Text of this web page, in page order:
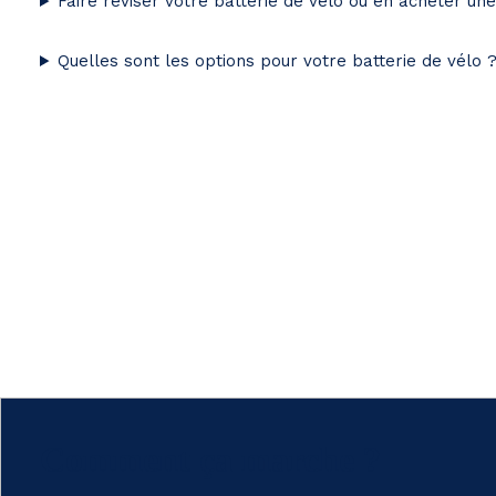
Quelles sont les options pour votre batterie de vélo ?